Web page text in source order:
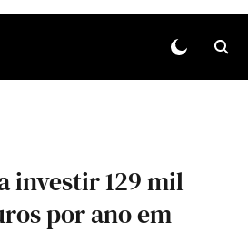
investir 129 mil
por ano em